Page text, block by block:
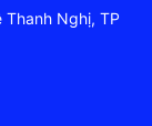
Nghị, TP